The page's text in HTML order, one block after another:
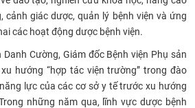
NGHỆ
cảnh giác dược, quản lý bệnh viện và ứng
các hoạt động dược bệnh viện.
Danh Cường, Giám đốc Bệnh viện Phụ sản
hướng “hợp tác viện trường” trong đào
lực của các cơ sở y tế trước xu hướng
những năm qua, lĩnh vực dược bệnh